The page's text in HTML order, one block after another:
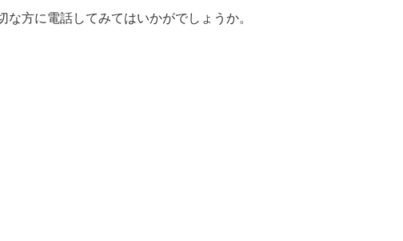
方に電話してみてはいかがでしょうか。